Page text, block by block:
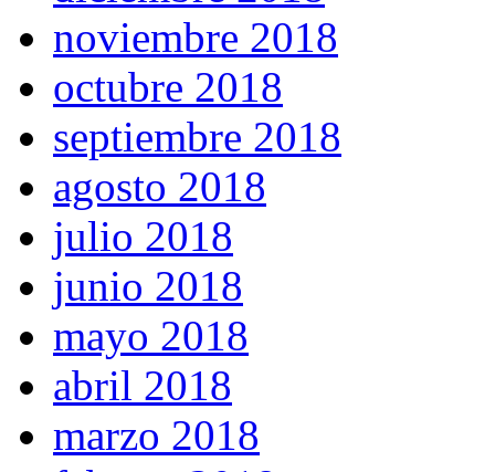
noviembre 2018
octubre 2018
septiembre 2018
agosto 2018
julio 2018
junio 2018
mayo 2018
abril 2018
marzo 2018